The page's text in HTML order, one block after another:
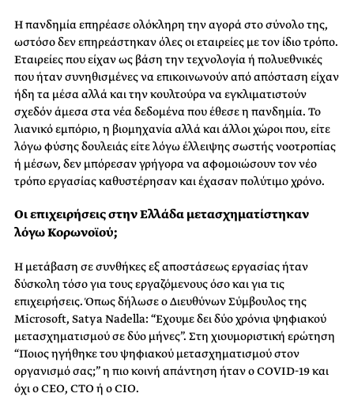
Η πανδημία επηρέασε ολόκληρη την αγορά στο σύνολο της,
ωστόσο δεν επηρεάστηκαν όλες οι εταιρείες με τον ίδιο τρόπο.
Εταιρείες που είχαν ως βάση την τεχνολογία ή πολυεθνικές
που ήταν συνηθισμένες να επικοινωνούν από απόσταση είχαν
ήδη τα μέσα αλλά και την κουλτούρα να εγκλιματιστούν
σχεδόν άμεσα στα νέα δεδομένα που έθεσε η πανδημία. Το
λιανικό εμπόριο, η βιομηχανία αλλά και άλλοι χώροι που, είτε
λόγω φύσης δουλειάς είτε λόγω έλλειψης σωστής νοοτροπίας
ή μέσων, δεν μπόρεσαν γρήγορα να αφομοιώσουν τον νέο
τρόπο εργασίας καθυστέρησαν και έχασαν πολύτιμο χρόνο.
Οι επιχειρήσεις στην Ελλάδα μετασχηματίστηκαν
λόγω Κορωνοϊού;
Η μετάβαση σε συνθήκες εξ αποστάσεως εργασίας ήταν
δύσκολη τόσο για τους εργαζόμενους όσο και για τις
επιχειρήσεις. Όπως δήλωσε ο Διευθύνων Σύμβουλος της
Microsoft, Satya Nadella: “Έχουμε δει δύο χρόνια ψηφιακού
μετασχηματισμού σε δύο μήνες”. Στη χιουμοριστική ερώτηση
“Ποιος ηγήθηκε του ψηφιακού μετασχηματισμού στον
οργανισμό σας;” η πιο κοινή απάντηση ήταν ο COVID-19 και
όχι ο CEO, CTO ή ο CIO.